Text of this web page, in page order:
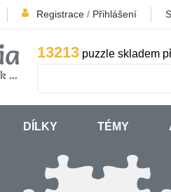
Registrace / Přihlášení
13213 puzzle skladem
DÍLKY TÉMY